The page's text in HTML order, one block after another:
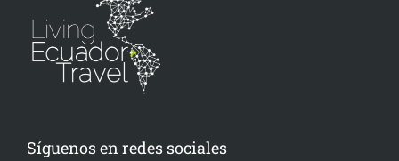
Síguenos en redes sociales